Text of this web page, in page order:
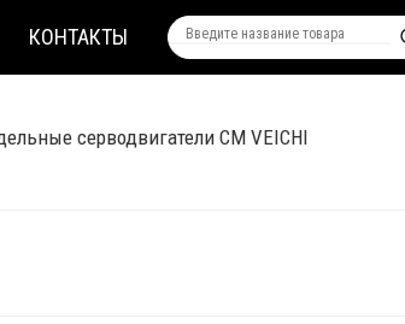
КОНТАКТЫ
серводвигатели CM VEICHI